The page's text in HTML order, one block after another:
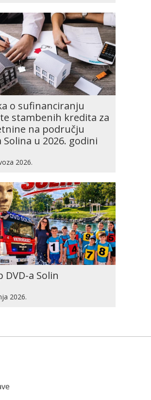
o sufinanciranju
stambenih kredita za
na području
Solina u 2026. godini
2026.
DVD-a Solin
2026.